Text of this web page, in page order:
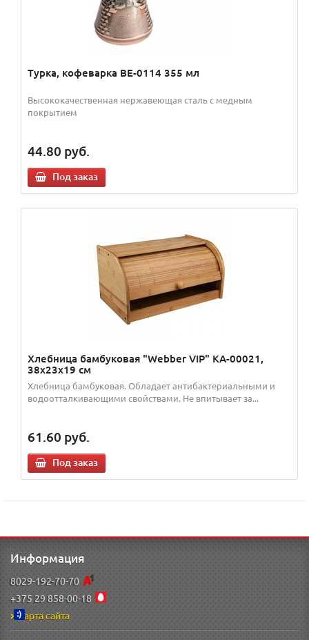
Турка, кофеварка ВЕ-0114 355 мл
Высококачественная нержавеющая сталь с медным
покрытием
44.80 руб.
Под заказ
Хлебница бамбуковая "Webber VIP" КА-00021,
38х23х19 см
Хлебница бамбуковая. Обладает антибактериальными и
водоотталкивающими свойствами. Не впитывает за...
61.60 руб.
Под заказ
Информация
8029-192-70-70
+375 29 858-00-18
Карта сайта